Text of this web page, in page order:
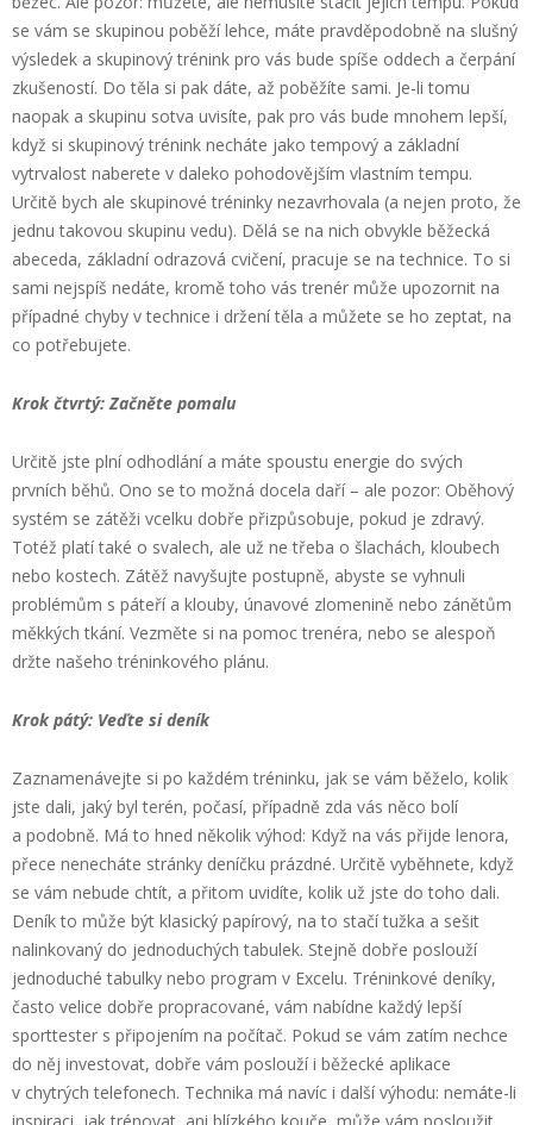
se vám se skupinou poběží lehce, máte pravděpodobně na slušný
výsledek a skupinový trénink pro vás bude spíše oddech a čerpání
zkušeností. Do těla si pak dáte, až poběžíte sami. Je-li tomu
naopak a skupinu sotva uvisíte, pak pro vás bude mnohem lepší,
když si skupinový trénink necháte jako tempový a základní
vytrvalost naberete v daleko pohodovějším vlastním tempu.
Určitě bych ale skupinové tréninky nezavrhovala (a nejen proto, že
jednu takovou skupinu vedu). Dělá se na nich obvykle běžecká
abeceda, základní odrazová cvičení, pracuje se na technice. To si
sami nejspíš nedáte, kromě toho vás trenér může upozornit na
případné chyby v technice i držení těla a můžete se ho zeptat, na
co potřebujete.
Krok čtvrtý: Začněte pomalu
Určitě jste plní odhodlání a máte spoustu energie do svých
prvních běhů. Ono se to možná docela daří – ale pozor: Oběhový
systém se zátěži vcelku dobře přizpůsobuje, pokud je zdravý.
Totéž platí také o svalech, ale už ne třeba o šlachách, kloubech
nebo kostech. Zátěž navyšujte postupně, abyste se vyhnuli
problémům s páteří a klouby, únavové zlomenině nebo zánětům
měkkých tkání. Vezměte si na pomoc trenéra, nebo se alespoň
držte našeho tréninkového plánu.
Krok pátý: Veďte si deník
Zaznamenávejte si po každém tréninku, jak se vám běželo, kolik
jste dali, jaký byl terén, počasí, případně zda vás něco bolí
a podobně. Má to hned několik výhod: Když na vás přijde lenora,
přece nenecháte stránky deníčku prázdné. Určitě vyběhnete, když
se vám nebude chtít, a přitom uvidíte, kolik už jste do toho dali.
Deník to může být klasický papírový, na to stačí tužka a sešit
nalinkovaný do jednoduchých tabulek. Stejně dobře poslouží
jednoduché tabulky nebo program v Excelu. Tréninkové deníky,
často velice dobře propracované, vám nabídne každý lepší
sporttester s připojením na počítač. Pokud se vám zatím nechce
do něj investovat, dobře vám poslouží i běžecké aplikace
v chytrých telefonech. Technika má navíc i další výhodu: nemáte-li